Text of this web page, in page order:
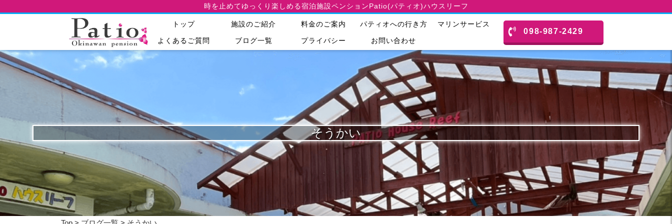
時を止めてゆっくり楽しめる宿泊施設ペンションPatio(パティオ)ハウスリーフ
トップ 施設のご紹介 料金のご案内 パティオへの行き方 マリンサービス
よくあるご質問 ブログ一覧 プライバシー お問い合わせ
098-987-2429
そうかい